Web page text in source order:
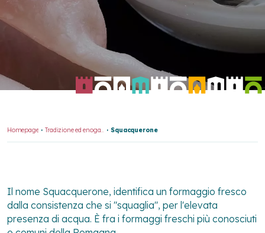
Homepage Tradizione ed enogastronomia Squacquerone
Il nome Squacquerone, identifica un formaggio fresco
dalla consistenza che si "squaglia", per l'elevata
presenza di acqua. È fra i formaggi freschi più conosciuti